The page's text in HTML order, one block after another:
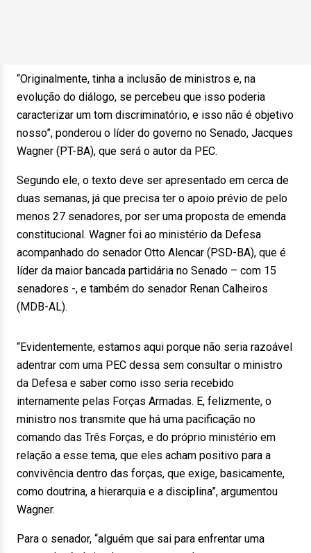
“Originalmente, tinha a inclusão de ministros e, na
evolução do diálogo, se percebeu que isso poderia
caracterizar um tom discriminatório, e isso não é objetivo
nosso”, ponderou o líder do governo no Senado, Jacques
Wagner (PT-BA), que será o autor da PEC.
Segundo ele, o texto deve ser apresentado em cerca de
duas semanas, já que precisa ter o apoio prévio de pelo
menos 27 senadores, por ser uma proposta de emenda
constitucional. Wagner foi ao ministério da Defesa
acompanhado do senador Otto Alencar (PSD-BA), que é
líder da maior bancada partidária no Senado – com 15
senadores -, e também do senador Renan Calheiros
(MDB-AL).
“Evidentemente, estamos aqui porque não seria razoável
adentrar com uma PEC dessa sem consultar o ministro
da Defesa e saber como isso seria recebido
internamente pelas Forças Armadas. E, felizmente, o
ministro nos transmite que há uma pacificação no
comando das Três Forças, e do próprio ministério em
relação a esse tema, que eles acham positivo para a
convivência dentro das forças, que exige, basicamente,
como doutrina, a hierarquia e a disciplina”, argumentou
Wagner.
Para o senador, “alguém que sai para enfrentar uma